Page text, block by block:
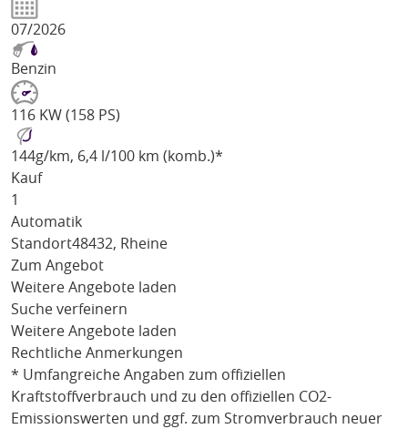
07/2026
Benzin
116 KW (158 PS)
144g/km, 6,4 l/100 km (komb.)*
Kauf
1
Automatik
Standort48432, Rheine
Zum Angebot
Weitere Angebote laden
Suche verfeinern
Weitere Angebote laden
Rechtliche Anmerkungen
* Umfangreiche Angaben zum offiziellen
Kraftstoffverbrauch und zu den offiziellen CO2-
Emissionswerten und ggf. zum Stromverbrauch neuer